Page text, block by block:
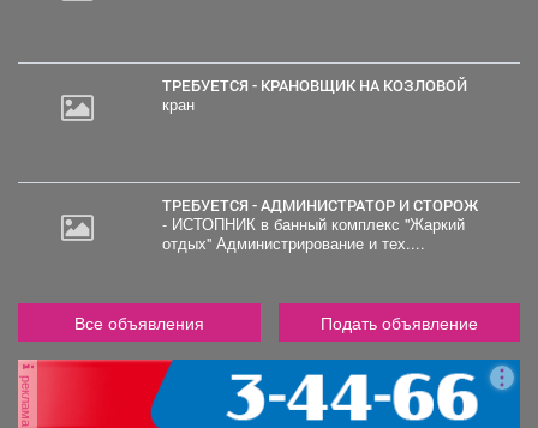
ТРЕБУЕТСЯ - КРАНОВЩИК НА КОЗЛОВОЙ
кран
ТРЕБУЕТСЯ - АДМИНИСТРАТОР И СТОРОЖ
- ИСТОПНИК в банный комплекс "Жаркий
отдых" Администрирование и тех....
Все объявления Подать объявление
реклама